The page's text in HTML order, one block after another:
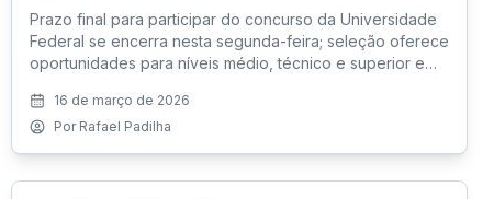
Prazo final para participar do concurso da Universidade
Federal se encerra nesta segunda-feira; seleção oferece
oportunidades para níveis médio, técnico e superior e
16 de março de 2026
Por Rafael Padilha